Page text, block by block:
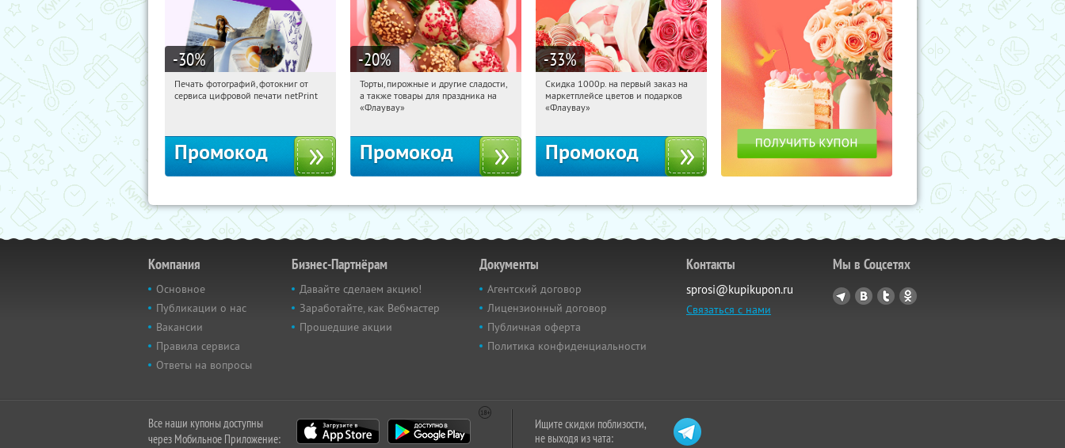
-30%
21:25:21 Получили:
Печать фотографий, фотокниг от
сервиса цифровой печати netPrint
Промокод
-20%
21:25:21 Получили:
Россия
Торты, пирожные и другие сладости,
а также товары для праздника на
«Флаувау»
Промокод
-33%
21:25:21 Получили:
Россия
Скидка 1000р. на первый заказ на
маркетплейсе цветов и подарков
«Флаувау»
Промокод
Компания
Основное
Публикации о нас
Вакансии
Правила сервиса
Ответы на вопросы
Бизнес-Партнёрам
Давайте сделаем акцию!
Заработайте, как Вебмастер
Прошедшие акции
Документы
Агентский договор
Лицензионный договор
Публичная оферта
Политика конфиденциальности
Контакты
sprosi@kupikupon.ru
Связаться с нами
Мы в Соцсетях
Все наши купоны доступны
через Мобильное Приложение:
Ищите скидки поблизости,
не выходя из чата: